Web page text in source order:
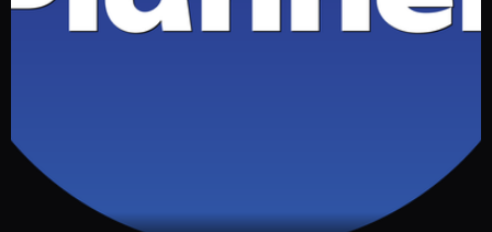
Частые вопросы о Сергей Бердюк
Полный список — на Movie Planner: https://movie-
Кто такой(ая) Сергей Бердюк?
Сергей Бердюк — Актер. Биография и роли на
Где открыть фильмографию Сергей Бердюк?